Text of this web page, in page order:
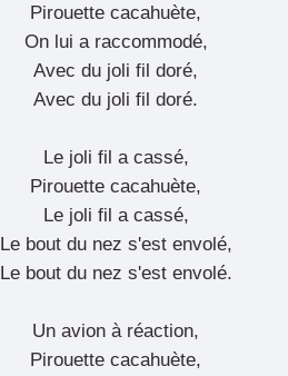
Pirouette cacahuète,
On lui a raccommodé,
Avec du joli fil doré,
Avec du joli fil doré.
Le joli fil a cassé,
Pirouette cacahuète,
Le joli fil a cassé,
Le bout du nez s'est envolé,
Le bout du nez s'est envolé.
Un avion à réaction,
Pirouette cacahuète,